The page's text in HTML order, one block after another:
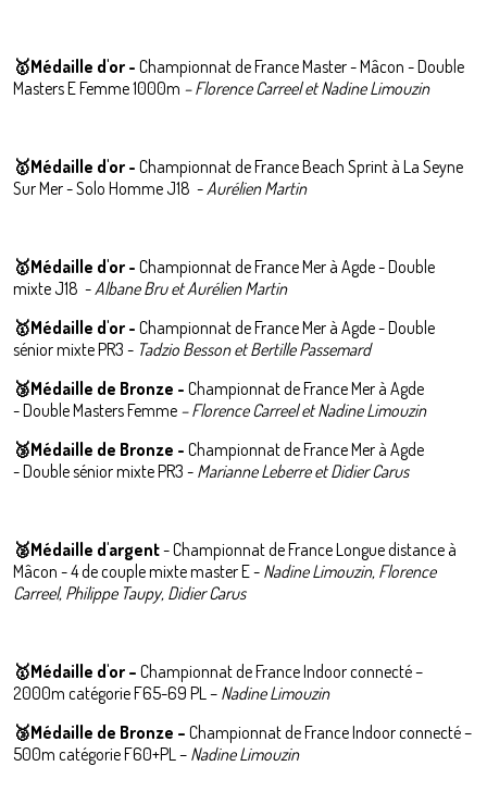
🥇Médaille d'or - Championnat de France Master - Mâcon - Double
Masters E Femme 1000m – Florence Carreel et Nadine Limouzin
🥇Médaille d'or - Championnat de France Beach Sprint à La Seyne
Sur Mer - Solo Homme J18 -Aurélien Martin
🥇Médaille d'or - Championnat de France Mer à Agde - Double
mixte J18 -Albane Bru et Aurélien Martin
🥇Médaille d'or - Championnat de France Mer à Agde - Double
sénior mixte PR3 - Tadzio Besson et Bertille Passemard
🥉Médaille de Bronze - Championnat de France Mer à Agde
- Double Masters Femme – Florence Carreel et Nadine Limouzin
🥉Médaille de Bronze - Championnat de France Mer à Agde
- Double sénior mixte PR3 - Marianne Leberre et Didier Carus
🥈Médaille d'argent-Championnat de FranceLongue distance à
Mâcon - 4 de couple mixte master E - Nadine Limouzin, Florence
Carreel, Philippe Taupy, Didier Carus
🥇Médaille d'or – Championnat de France Indoor connecté –
2000m catégorie F65-69 PL – Nadine Limouzin
🥉Médaille de Bronze – Championnat de France Indoor connecté –
500m catégorie F60+PL – Nadine Limouzin